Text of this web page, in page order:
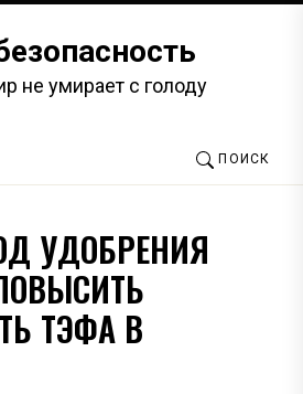
не умирает с голоду
ПОИСК
УДОБРЕНИЯ
ТЭФА В